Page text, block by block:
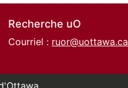
Recherche uO
Courriel : ruor@uottawa.ca